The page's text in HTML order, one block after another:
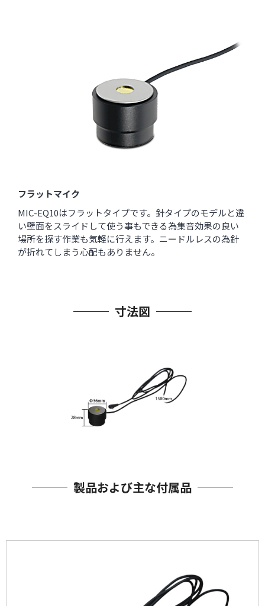
フラットマイク
MIC-EQ10はフラットタイプです。針タイプのモデルと違
い壁面をスライドして使う事もできる為集音効果の良い
場所を探す作業も気軽に行えます。ニードルレスの為針
が折れてしまう心配もありません。
寸法図
製品および主な付属品